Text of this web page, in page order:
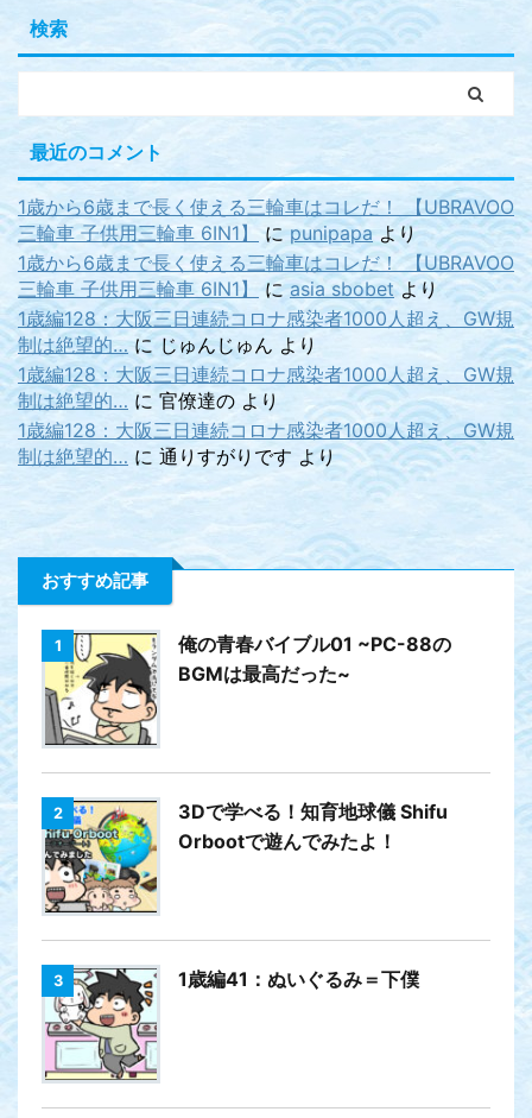
検索
最近のコメント
1歳から6歳まで長く使える三輪車はコレだ！ 【UBRAVOO
三輪車 子供用三輪車 6IN1】
にpunipapaより
1歳から6歳まで長く使える三輪車はコレだ！ 【UBRAVOO
三輪車 子供用三輪車 6IN1】
にasia sbobetより
1歳編128：大阪三日連続コロナ感染者1000人超え、GW規
制は絶望的…にじゅんじゅん より
1歳編128：大阪三日連続コロナ感染者1000人超え、GW規
制は絶望的… に 官僚達の より
1歳編128：大阪三日連続コロナ感染者1000人超え、GW規
制は絶望的… に 通りすがりです より
おすすめ記事
1
俺の青春バイブル01 ~PC-88の
BGMは最高だった~
2
3Dで学べる！知育地球儀 Shifu
Orbootで遊んでみたよ！
3 1歳編41：ぬいぐるみ＝下僕